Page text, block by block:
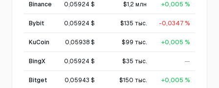
Binance 0,05924 $ $1,2 млн +0,005 %
Bybit 0,05924 $ $135 тыс. -0,0347 %
KuCoin 0,05938 $ $99 тыс. +0,005 %
BingX 0,05924 $ $35 тыс. —
Bitget 0,05943 $ $150 тыс. +0,005 %